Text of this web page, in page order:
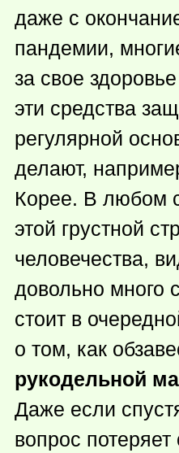
даже с
пандемии,
за свое
эти средства
регулярной
делают,
Корее. В любом
этой грустной
человечества,
довольно много
стоит в
о том, как
рукодельной
Даже если
вопрос потеряет